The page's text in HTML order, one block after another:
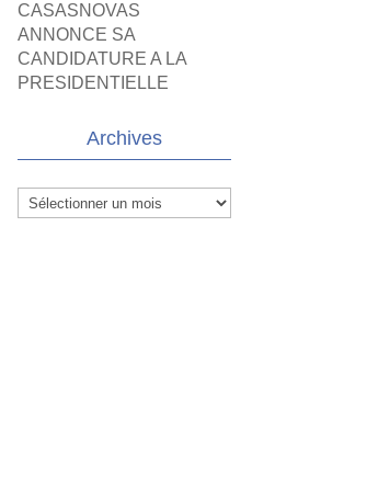
CASASNOVAS
ANNONCE SA
CANDIDATURE A LA
PRESIDENTIELLE
Archives
Archives